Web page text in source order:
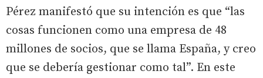
Pérez manifestó que su intención es que “las
cosas funcionen como una empresa de 48
millones de socios, que se llama España, y creo
que se debería gestionar como tal”. En este